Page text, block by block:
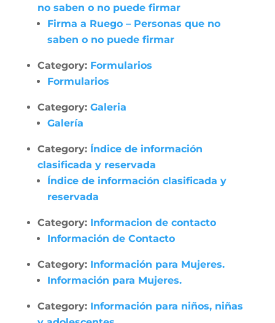
no saben o no puede firmar
Firma a Ruego – Personas que no
saben o no puede firmar
Category: Formularios
Formularios
Category: Galeria
Galería
Category: Índice de información
clasificada y reservada
Índice de información clasificada y
reservada
Category: Informacion de contacto
Información de Contacto
Category: Información para Mujeres.
Información para Mujeres.
Category: Información para niños, niñas